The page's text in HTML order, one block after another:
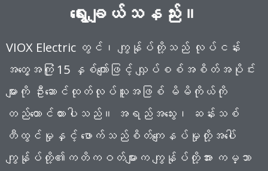
ရွေးချယ်သနည်း။
VIOX Electric တွင်၊ ကျွန်ုပ်တို့သည် လုပ်ငန်း
အတွေ့အကြုံ 15 နှစ်ကျော်ဖြင့် လျှပ်စစ်အစိတ်အပိုင်း
များကို ဦးဆောင်ထုတ်လုပ်သူအဖြစ် မိမိကိုယ်ကို
တည်ထောင်ထားပါသည်။ အရည်အသွေး၊ ဆန်းသစ်
တီထွင်မှုနှင့် ဖောက်သည်စိတ်ကျေနပ်မှုတို့အပေါ်
ကျွန်ုပ်တို့၏ကတိကဝတ်များက ကျွန်ုပ်တို့အား ကမ္ဘာ